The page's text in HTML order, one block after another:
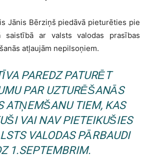
Jānis Bērziņš piedāvā pieturēties pie
ar valsts valodas prasības
atļaujām nepilsoņiem.
PAREDZ PATURĒT
PAR UZTURĒŠANĀS
ATŅEMŠANU TIEM, KAS
VAI NAV PIETEIKUŠIES
VALODAS PĀRBAUDI
1.SEPTEMBRIM.